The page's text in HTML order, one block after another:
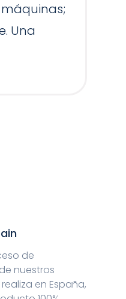
Una
de
nuestros
en España,